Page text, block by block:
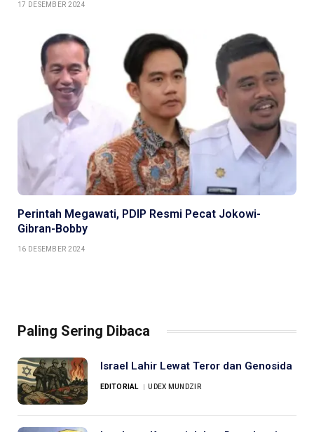
17 DESEMBER 2024
Perintah Megawati, PDIP Resmi Pecat Jokowi-
Gibran-Bobby
16 DESEMBER 2024
Paling Sering Dibaca
Israel Lahir Lewat Teror dan Genosida
EDITORIAL UDEX MUNDZIR